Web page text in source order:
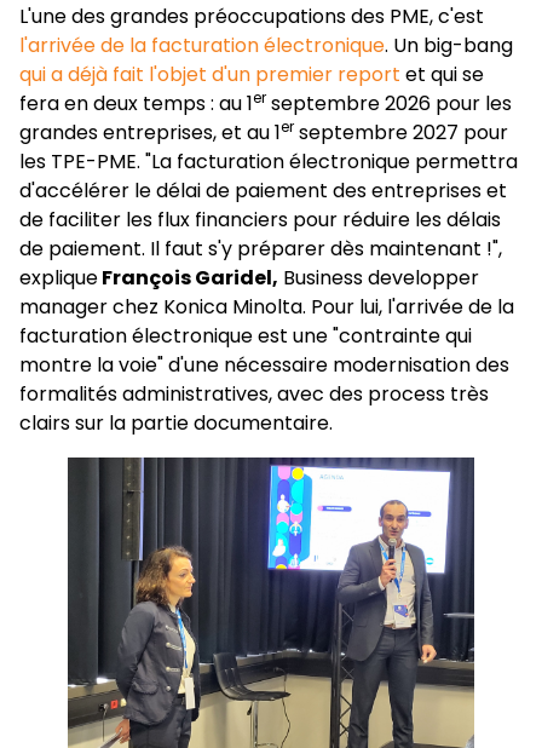
L'une des grandes préoccupations des PME, c'est
l'arrivée de la facturation électronique. Un big-bang
qui a déjà fait l'objet d'un premier report et qui se
fera en deux temps : au 1er septembre 2026 pour les
grandes entreprises, et au 1er septembre 2027 pour
les TPE-PME. "La facturation électronique permettra
d'accélérer le délai de paiement des entreprises et
de faciliter les flux financiers pour réduire les délais
de paiement. Il faut s'y préparer dès maintenant !",
expliqueFrançois Garidel, Business developper
manager chez Konica Minolta. Pour lui, l'arrivée de la
facturation électronique est une "contrainte qui
montre la voie" d'une nécessaire modernisation des
formalités administratives, avec des process très
clairs sur la partie documentaire.